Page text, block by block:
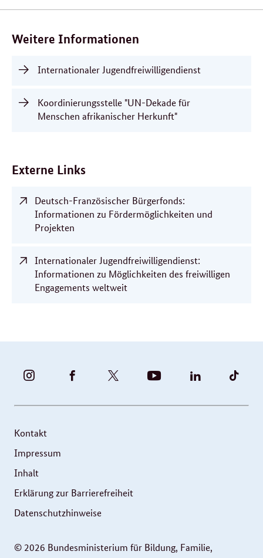
Weitere Informationen
Internationaler Jugendfreiwilligendienst
Koordinierungsstelle "UN-Dekade für
Menschen afrikanischer Herkunft"
Externe Links
Deutsch-Französischer Bürgerfonds:
Informationen zu Fördermöglichkeiten und
Projekten
Internationaler Jugendfreiwilligendienst:
Informationen zu Möglichkeiten des freiwilligen
Engagements weltweit
BUNDESFAMILIENMINISTERIUM
INSTAGRAM
VIDEOS
BUNDESFAMILIENMINISTERIUM
FACEBOOK
FAMILIENMINISTERIUM
|
BMBFSFJ
YOUTUBE
BMFSFJ
LINKEDIN
© 2026 Bundesministerium für Bildung, Familie,
Kontakt
Impressum
Inhalt
Erklärung zur Barrierefreiheit
Datenschutzhinweise